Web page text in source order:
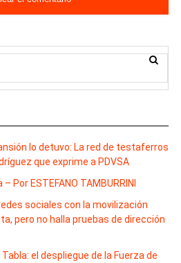
lo detuvo: La red de testaferros
que exprime a PDVSA
Por ESTEFANO TAMBURRINI
sociales con la movilización
pero no halla pruebas de dirección
el despliegue de la Fuerza de